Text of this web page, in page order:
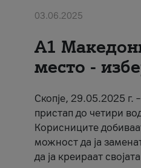
03.06.2025
А1
место -
Скопје, 29.05.2025 г.
пристап до четири
Корисниците
можност да ја
да ја креираат